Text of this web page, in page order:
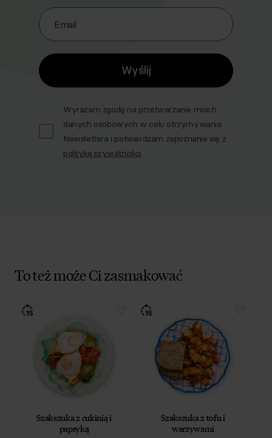
Email
Wyślij
Wyrażam zgodę na przetwarzanie moich
danych osobowych w celu otrzymywania
Newslettera i potwierdzam zapoznanie się z
polityką prywatności.
To też może Ci zasmakować
Szakszuka z cukinią i
papryką
Szakszuka z tofu i
warzywami